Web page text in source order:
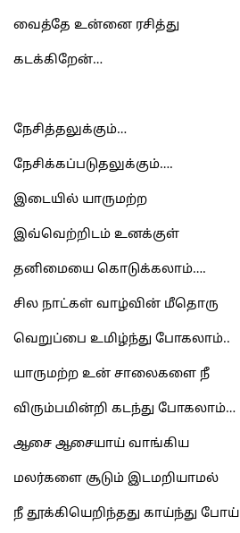
வைத்தே உன்னை ரசித்து
கடக்கிறேன்…
நேசித்தலுக்கும்…
நேசிக்கப்படுதலுக்கும்….
இடையில் யாருமற்ற
இவ்வெற்றிடம் உனக்குள்
தனிமையை கொடுக்கலாம்….
சில நாட்கள் வாழ்வின் மீதொரு
வெறுப்பை உமிழ்ந்து போகலாம்..
யாருமற்ற உன் சாலைகளை நீ
விரும்பமின்றி கடந்து போகலாம்…
ஆசை ஆசையாய் வாங்கிய
மலர்களை சூடும் இடமறியாமல்
நீ தூக்கியெறிந்தது காய்ந்து போய்